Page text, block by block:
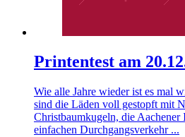
Printentest am
Wie alle Jahre wieder ist es mal
sind die Läden voll gestopft mit
Christbaumkugeln, die Aachener
einfachen Durchgangsverkehr ...